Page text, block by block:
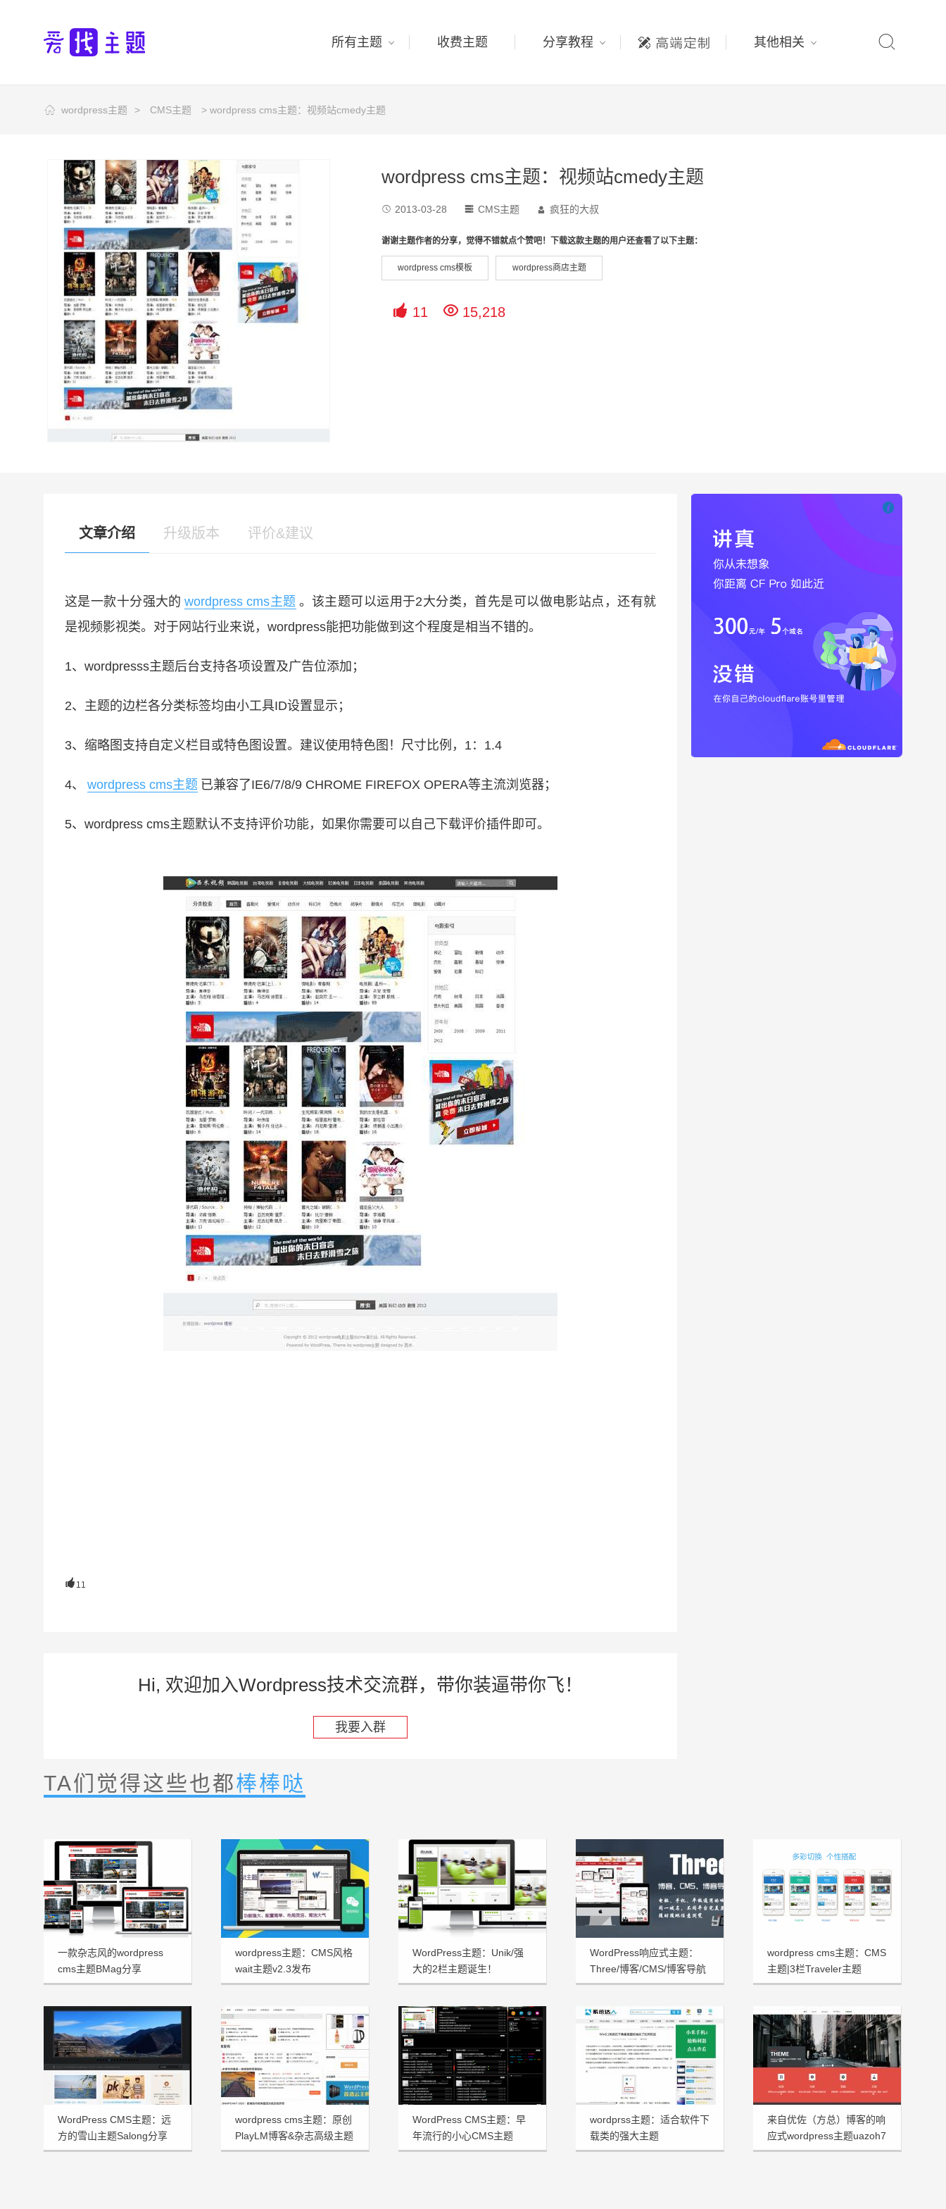
所有主题 收费主题 分享教程 其他相关 
wordpress主题 > CMS主题 > wordpress cms主题：视频站cmedy主题
wordpress cms主题：视频站cmedy主题
 2013-03-28  CMS主题  疯狂的大叔
谢谢主题作者的分享，觉得不错就点个赞吧！下载这款主题的用户还查看了以下主题：
wordpress cms模板 wordpress商店主题
 11  15,218
文章介绍 升级版本 评价&建议
这是一款十分强大的 wordpress cms主题 。该主题可以运用于2大分类，首先是可以做电影站点，还有就
是视频影视类。对于网站行业来说，wordpress能把功能做到这个程度是相当不错的。
1、wordpresss主题后台支持各项设置及广告位添加；
2、主题的边栏各分类标签均由小工具ID设置显示；
3、缩略图支持自定义栏目或特色图设置。建议使用特色图！尺寸比例，1：1.4
4、 wordpress cms主题 已兼容了IE6/7/8/9 CHROME FIREFOX OPERA等主流浏览器；
5、wordpress cms主题默认不支持评价功能，如果你需要可以自己下载评价插件即可。
 11
Hi, 欢迎加入Wordpress技术交流群，带你装逼带你飞！
我要入群

TA们觉得这些也都棒棒哒
一款杂志风的wordpress
cms主题BMag分享
wordpress主题：CMS风格
wait主题v2.3发布
WordPress主题：Unik/强
大的2栏主题诞生！
WordPress响应式主题：
Three/博客/CMS/博客导航
三合一主题
wordpress cms主题：CMS
主题|3栏Traveler主题
WordPress CMS主题：远
方的雪山主题Salong分享
wordpress cms主题：原创
PlayLM博客&杂志高级主题
WordPress CMS主题：早
年流行的小心CMS主题
Tstyle宽屏版发布
wordprss主题：适合软件下
载类的强大主题
xitongdaren发布
来自优佐（方总）博客的响
应式wordpress主题uazoh7
分享